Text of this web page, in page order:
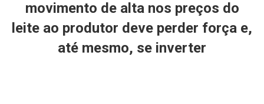
movimento de alta nos preços do
leite ao produtor deve perder força e,
até mesmo, se inverter